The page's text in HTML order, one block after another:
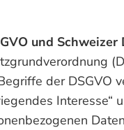
und Schweizer
der DSGVO